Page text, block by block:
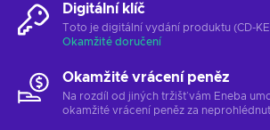
Digitální klíč
Toto je digitální vydání produktu (CD-
Okamžité doručení
Okamžité vrácení peněz
Na rozdíl od jiných tržišť vám Eneba
okamžité vrácení peněz za